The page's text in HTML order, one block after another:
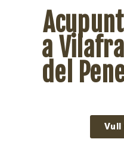
a
del
Vull